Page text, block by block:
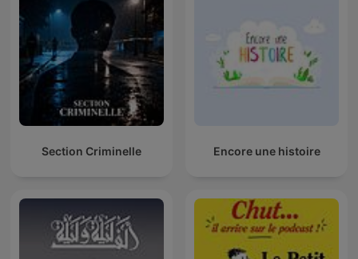
Section Criminelle Encore une histoire